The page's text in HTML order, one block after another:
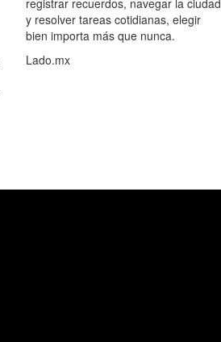
registrar recuerdos, navegar la ciudad
y resolver tareas cotidianas, elegir
bien importa más que nunca.
Lado.mx